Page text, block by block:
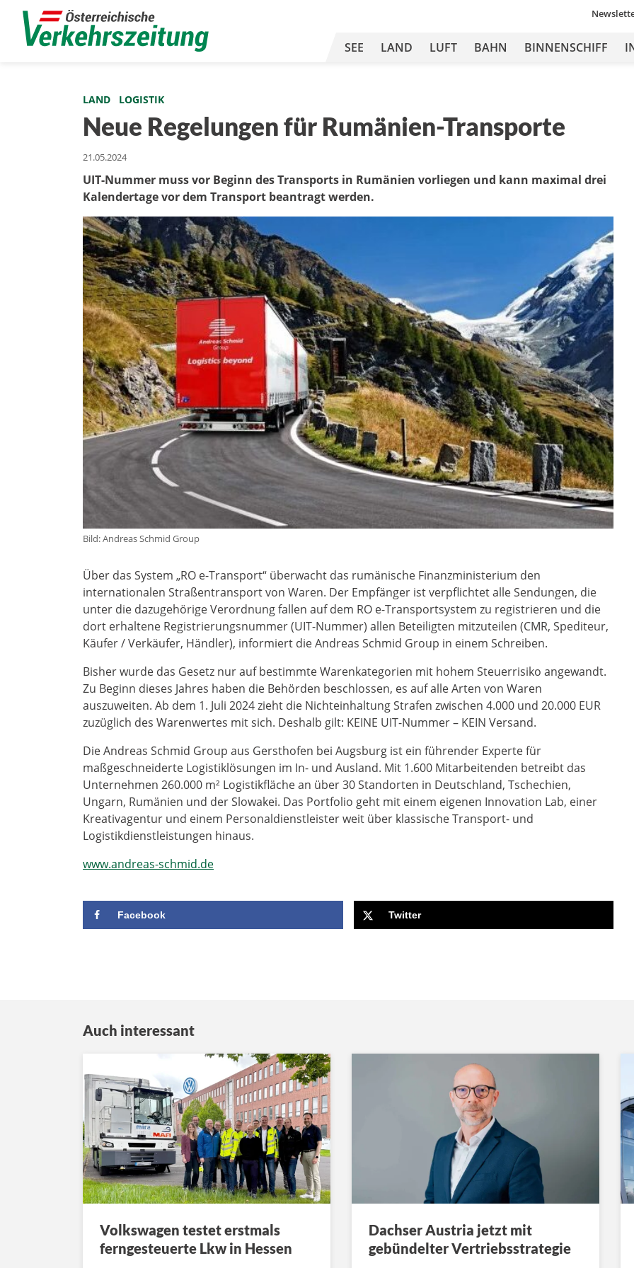
SEE LAND LUFT BAHN BINNENSCHIFF
LAND LOGISTIK
Neue Regelungen für Rumänien-Transporte
21.05.2024
UIT-Nummer muss vor Beginn des Transports in Rumänien vorliegen und kann maximal drei
Kalendertage vor dem Transport beantragt werden.
Bild: Andreas Schmid Group
Über das System „RO e-Transport“ überwacht das rumänische Finanzministerium den
internationalen Straßentransport von Waren. Der Empfänger ist verpflichtet alle Sendungen, die
unter die dazugehörige Verordnung fallen auf dem RO e-Transportsystem zu registrieren und die
dort erhaltene Registrierungsnummer (UIT-Nummer) allen Beteiligten mitzuteilen (CMR, Spediteur,
Käufer / Verkäufer, Händler), informiert die Andreas Schmid Group in einem Schreiben.
Bisher wurde das Gesetz nur auf bestimmte Warenkategorien mit hohem Steuerrisiko angewandt.
Zu Beginn dieses Jahres haben die Behörden beschlossen, es auf alle Arten von Waren
auszuweiten. Ab dem 1. Juli 2024 zieht die Nichteinhaltung Strafen zwischen 4.000 und 20.000 EUR
zuzüglich des Warenwertes mit sich. Deshalb gilt: KEINE UIT-Nummer – KEIN Versand.
Die Andreas Schmid Group aus Gersthofen bei Augsburg ist ein führender Experte für
maßgeschneiderte Logistiklösungen im In- und Ausland. Mit 1.600 Mitarbeitenden betreibt das
Unternehmen 260.000 m² Logistikfläche an über 30 Standorten in Deutschland, Tschechien,
Ungarn, Rumänien und der Slowakei. Das Portfolio geht mit einem eigenen Innovation Lab, einer
Kreativagentur und einem Personaldienstleister weit über klassische Transport- und
Logistikdienstleistungen hinaus.
www.andreas-schmid.de
Facebook Twitter
Auch interessant
Volkswagen testet erstmals
ferngesteuerte Lkw in Hessen
Dachser Austria jetzt mit
gebündelter Vertriebsstrategie